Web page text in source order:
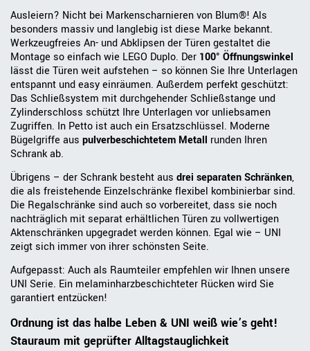
Ausleiern? Nicht bei Markenscharnieren von Blum®! Als
besonders massiv und langlebig ist diese Marke bekannt.
Werkzeugfreies An- und Abklipsen der Türen gestaltet die
Montage so einfach wie LEGO Duplo. Der 100° Öffnungswinkel
lässt die Türen weit aufstehen – so können Sie Ihre Unterlagen
entspannt und easy einräumen. Außerdem perfekt geschützt:
Das Schließsystem mit durchgehender Schließstange und
Zylinderschloss schützt Ihre Unterlagen vor unliebsamen
Zugriffen. In Petto ist auch ein Ersatzschlüssel. Moderne
Bügelgriffe aus pulverbeschichtetem Metall runden Ihren
Schrank ab.
Übrigens – der Schrank besteht aus drei separaten Schränken,
die als freistehende Einzelschränke flexibel kombinierbar sind.
Die Regalschränke sind auch so vorbereitet, dass sie noch
nachträglich mit separat erhältlichen Türen zu vollwertigen
Aktenschränken upgegradet werden können. Egal wie – UNI
zeigt sich immer von ihrer schönsten Seite.
Aufgepasst: Auch als Raumteiler empfehlen wir Ihnen unsere
UNI Serie. Ein melaminharzbeschichteter Rücken wird Sie
garantiert entzücken!
Ordnung ist das halbe Leben & UNI weiß wie’s geht!
Stauraum mit geprüfter Alltagstauglichkeit